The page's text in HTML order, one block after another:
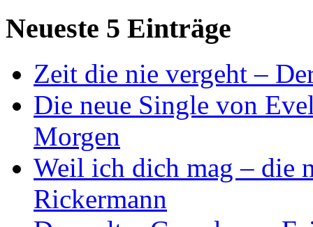
Neueste 5 Einträge
Zeit die nie vergeht –
Die neue Single von
Morgen
Weil ich dich mag – die
Rickermann